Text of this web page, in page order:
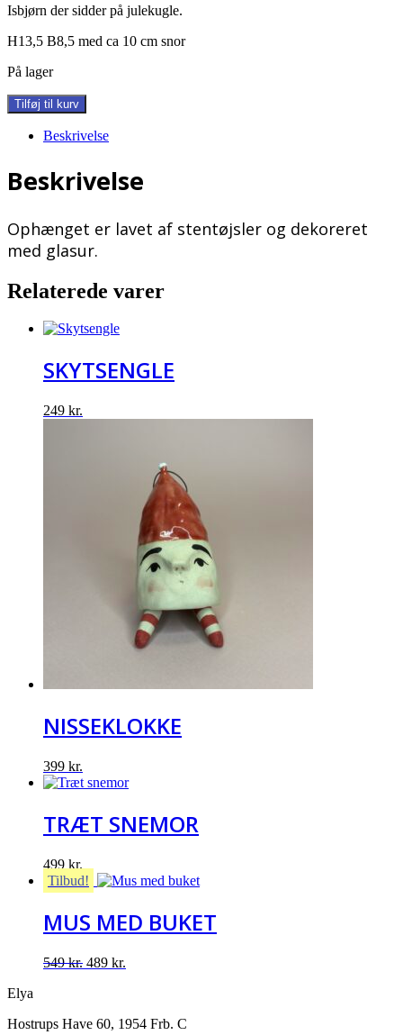
Isbjørn der sidder på julekugle.
H13,5 B8,5 med ca 10 cm snor
På lager
Isbjørn
på
julekugle
Tilføj til kurv
Beskrivelse
Beskrivelse
Ophænget er lavet af stentøjsler og dekoreret
med glasur.
Relaterede varer
SKYTSENGLE
249 kr.
NISSEKLOKKE
399 kr.
TRÆT SNEMOR
499 kr.
Tilbud!
MUS MED BUKET
549kr. Original
489 kr.
Elya
Hostrups Have 60, 1954 Frb. C